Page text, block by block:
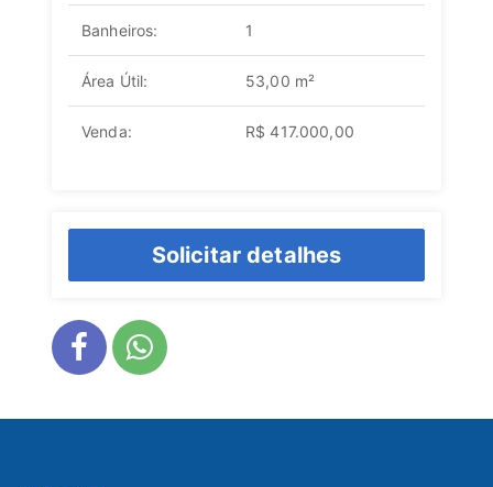
Banheiros: 1
Área Útil: 53,00 m²
Venda: R$ 417.000,00
Solicitar detalhes